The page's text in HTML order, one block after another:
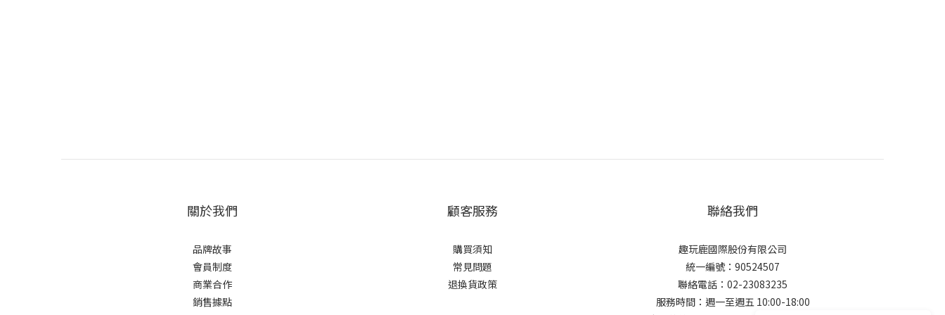
關於我們
品牌故事
會員制度
商業合作
銷售據點
顧客服務
購買須知
常見問題
退換貨政策
聯絡我們
趣玩鹿國際股份有限公司
統一編號：90524507
聯絡電話：02-23083235
服務時間：週一至週五 10:00-18:00